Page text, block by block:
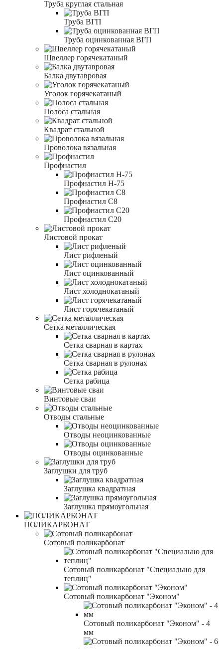
Труба круглая стальная
Труба ВГП
Труба оцинкованная ВГП
Швеллер горячекатаный
Балка двутавровая
Уголок горячекатаный
Полоса стальная
Квадрат стальной
Проволока вязальная
Профнастил
Профнастил Н-75
Профнастил С8
Профнастил С20
Листовой прокат
Лист рифленый
Лист оцинкованный
Лист холоднокатаный
Лист горячекатаный
Сетка металлическая
Сетка сварная в картах
Сетка сварная в рулонах
Сетка рабица
Винтовые сваи
Отводы стальные
Отводы неоцинкованные
Отводы оцинкованные
Заглушки для труб
Заглушка квадратная
Заглушка прямоугольная
ПОЛИКАРБОНАТ
Сотовый поликарбонат
Сотовый поликарбонат "Специально для
теплиц"
Сотовый поликарбонат "Эконом"
Сотовый поликарбонат "Эконом" - 4
мм